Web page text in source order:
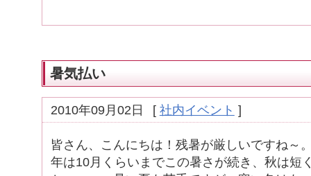
暑気払い
2010年09月02日 [ 社内イベント ]
皆さん、こんにちは！残暑が厳しいですね～
年は10月くらいまでこの暑さが続き、秋は短